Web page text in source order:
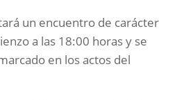
un encuentro de carácter
a las 18:00 horas y se
en los actos del